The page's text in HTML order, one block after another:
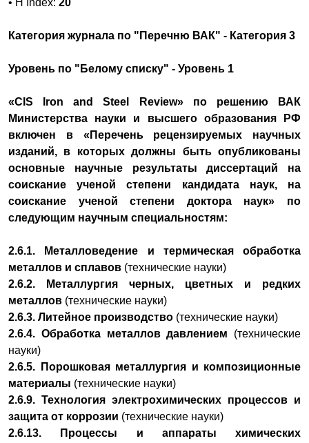
• H Index: 20
Категория журнала по "Перечню ВАК" - Категория 3
Уровень по "Белому списку" - Уровень 1
«CIS Iron and Steel Review» по решению ВАК
Министерства науки и высшего образования РФ
включен в «Перечень рецензируемых научных
изданий, в которых должны быть опубликованы
основные научные результаты диссертаций на
соискание ученой степени кандидата наук, на
соискание ученой степени доктора наук» по
следующим научным специальностям:
2.6.1. Металловедение и термическая обработка
металлов и сплавов (технические науки)
2.6.2. Металлургия черных, цветных и редких
металлов (технические науки)
2.6.3. Литейное производство (технические науки)
2.6.4. Обработка металлов давлением (технические
науки)
2.6.5. Порошковая металлургия и композиционные
материалы (технические науки)
2.6.9. Технология электрохимических процессов и
защита от коррозии (технические науки)
2.6.13. Процессы и аппараты химических